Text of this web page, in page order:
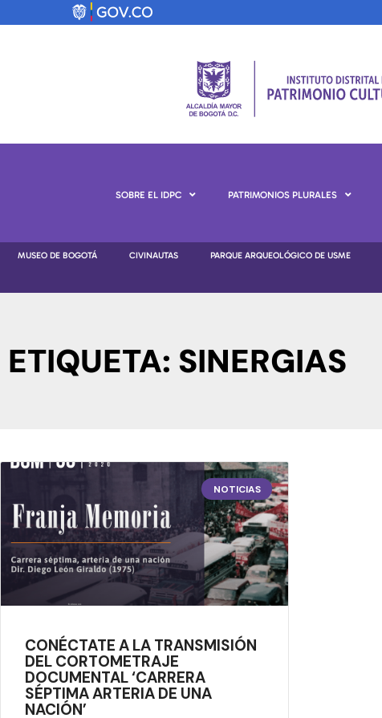
SOBRE EL IDPC PATRIMONIOS PLURALES
MUSEO DE BOGOTÁ CIVINAUTAS PARQUE ARQUEOLÓGICO DE USME
ETIQUETA: SINERGIAS
NOTICIAS
CONÉCTATE A LA TRANSMISIÓN
DEL CORTOMETRAJE
DOCUMENTAL ‘CARRERA
SÉPTIMA ARTERIA DE UNA
NACIÓN’